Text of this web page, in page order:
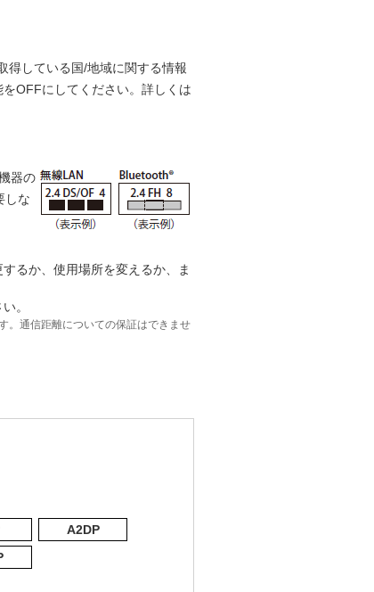
得している国/地域に関する情報
OFFにしてください。詳しくは
器の
しな
るか、使用場所を変えるか、ま
。
。通信距離についての保証はできませ
A2DP